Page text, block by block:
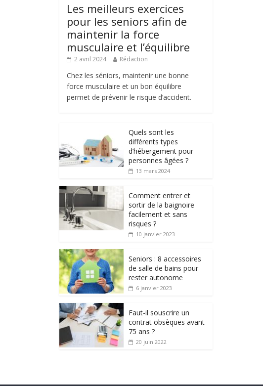
Les meilleurs exercices
pour les seniors afin de
maintenir la force
musculaire et l’équilibre
2 avril 2024 Rédaction
Chez les séniors, maintenir une bonne
force musculaire et un bon équilibre
permet de prévenir le risque d’accident.
Quels sont les
différents types
d’hébergement pour
personnes âgées ?
13 mars 2024
Comment entrer et
sortir de la baignoire
facilement et sans
risques ?
10 janvier 2023
Seniors : 8 accessoires
de salle de bains pour
rester autonome
6 janvier 2023
Faut-il souscrire un
contrat obsèques avant
75 ans ?
20 juin 2022